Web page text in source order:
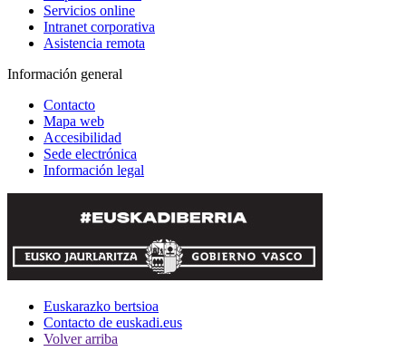
Servicios online
Intranet corporativa
Asistencia remota
Información general
Contacto
Mapa web
Accesibilidad
Sede electrónica
Información legal
Euskarazko bertsioa
Contacto de euskadi.eus
Volver arriba